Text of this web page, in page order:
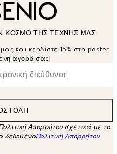
ΚΟΣΜΟ ΤΗΣ ΤΕΧΝΗΣ ΜΑΣ
και κερδίστε 15% στα poster
αγορά σας!
Απορρήτου σχετικά με το
δεδομέναΠολιτική Απορρήτου